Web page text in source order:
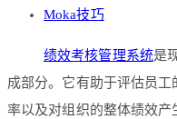
Moka技巧
绩效考核管理系统是
成部分。它有助于评估员
率以及对组织的整体绩效